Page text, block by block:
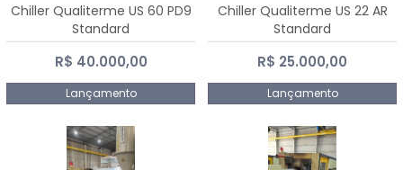
Chiller Qualiterme US 60 PD9
Standard
R$ 40.000,00
Lançamento
Chiller Qualiterme US 22 AR
Standard
R$ 25.000,00
Lançamento